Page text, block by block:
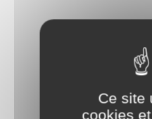
Ce site
cookies